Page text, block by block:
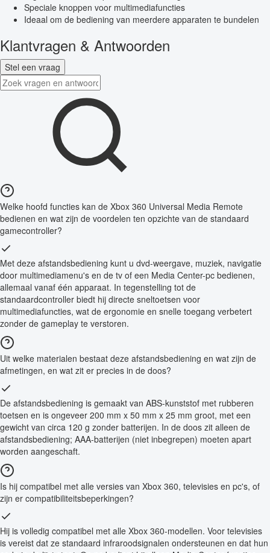
Speciale knoppen voor multimediafuncties
Ideaal om de bediening van meerdere apparaten te bundelen
Klantvragen & Antwoorden
Stel een vraag
Welke hoofd functies kan de Xbox 360 Universal Media Remote
bedienen en wat zijn de voordelen ten opzichte van de standaard
gamecontroller?
Met deze afstandsbediening kunt u dvd-weergave, muziek, navigatie
door multimediamenu's en de tv of een Media Center-pc bedienen,
allemaal vanaf één apparaat. In tegenstelling tot de
standaardcontroller biedt hij directe sneltoetsen voor
multimediafuncties, wat de ergonomie en snelle toegang verbetert
zonder de gameplay te verstoren.
Uit welke materialen bestaat deze afstandsbediening en wat zijn de
afmetingen, en wat zit er precies in de doos?
De afstandsbediening is gemaakt van ABS-kunststof met rubberen
toetsen en is ongeveer 200 mm x 50 mm x 25 mm groot, met een
gewicht van circa 120 g zonder batterijen. In de doos zit alleen de
afstandsbediening; AAA-batterijen (niet inbegrepen) moeten apart
worden aangeschaft.
Is hij compatibel met alle versies van Xbox 360, televisies en pc's, of
zijn er compatibiliteitsbeperkingen?
Hij is volledig compatibel met alle Xbox 360-modellen. Voor televisies
is vereist dat ze standaard infraroodsignalen ondersteunen en dat hun